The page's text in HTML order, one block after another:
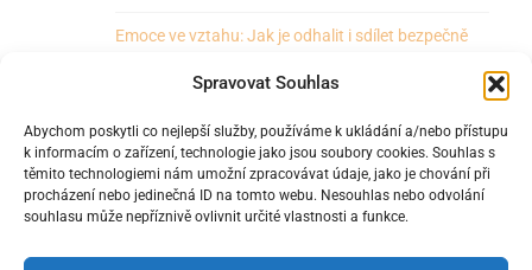
Spravovat Souhlas
Abychom poskytli co nejlepší služby, používáme k ukládání a/nebo přístupu
k informacím o zařízení, technologie jako jsou soubory cookies. Souhlas s
těmito technologiemi nám umožní zpracovávat údaje, jako je chování při
procházení nebo jedinečná ID na tomto webu. Nesouhlas nebo odvolání
souhlasu může nepříznivě ovlivnit určité vlastnosti a funkce.
Emoce ve vztahu: Jak je odhalit i sdílet bezpečně
Jak mluvit s partnerem o znepokojujícím dění ve
Jak přestat partnera do něčeho „tlačit“ a být
tlačen?